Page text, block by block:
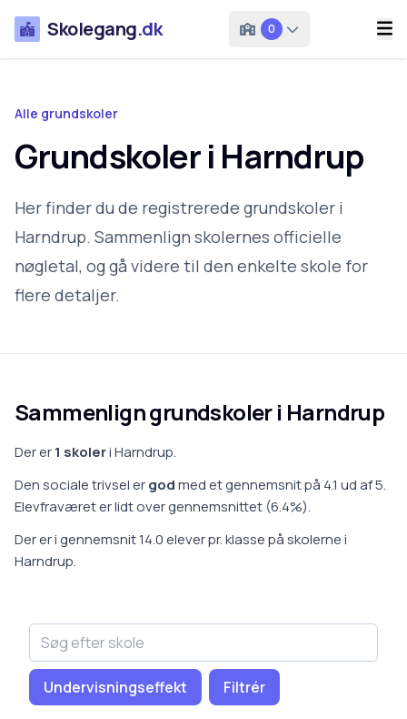
Skolegang.dk 0
Alle grundskoler
Grundskoler i Harndrup
Her finder du de registrerede grundskoler i
Harndrup. Sammenlign skolernes officielle
nøgletal, og gå videre til den enkelte skole for
flere detaljer.
Sammenlign grundskoler i Harndrup
Der er1 skoleriHarndrup.
Den sociale trivsel ergodmed et gennemsnit på 4.1 ud af 5.
Elevfraværet erlidt over gennemsnittet (6.4%).
Der er i gennemsnit14.0elever pr. klasse påskolerne i
Harndrup.
Undervisningseffekt Filtrér